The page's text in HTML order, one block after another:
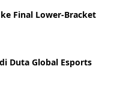
Final Lower-Bracket
Duta Global Esports